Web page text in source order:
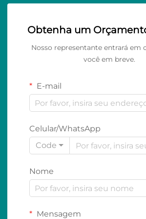
Obtenha um
Nosso representante entrará em
você em breve.
E-mail
Celular/WhatsApp
Code
Nome
Mensagem